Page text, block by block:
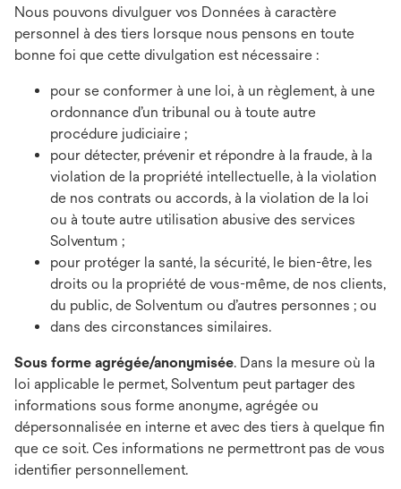
Nous pouvons divulguer vos Données à caractère
personnel à des tiers lorsque nous pensons en toute
bonne foi que cette divulgation est nécessaire :
pour se conformer à une loi, à un règlement, à une
ordonnance d’un tribunal ou à toute autre
procédure judiciaire ;
pour détecter, prévenir et répondre à la fraude, à la
violation de la propriété intellectuelle, à la violation
de nos contrats ou accords, à la violation de la loi
ou à toute autre utilisation abusive des services
Solventum ;
pour protéger la santé, la sécurité, le bien-être, les
droits ou la propriété de vous-même, de nos clients,
du public, de Solventum ou d’autres personnes ; ou
dans des circonstances similaires.
Sous forme agrégée/anonymisée. Dans la mesure où la
loi applicable le permet, Solventum peut partager des
informations sous forme anonyme, agrégée ou
dépersonnalisée en interne et avec des tiers à quelque fin
que ce soit. Ces informations ne permettront pas de vous
identifier personnellement.